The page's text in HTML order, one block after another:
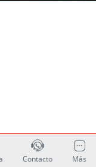
Contacto Más